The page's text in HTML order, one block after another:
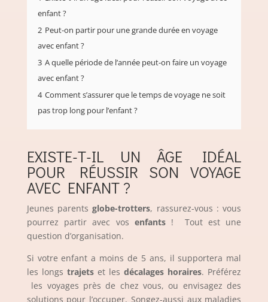
enfant ?
2 Peut-on partir pour une grande durée en voyage
avec enfant ?
3 A quelle période de l’année peut-on faire un voyage
avec enfant ?
4 Comment s’assurer que le temps de voyage ne soit
pas trop long pour l’enfant ?
EXISTE-T-IL UN ÂGE IDÉAL
POUR RÉUSSIR SON VOYAGE
AVEC ENFANT ?
Jeunes parentsglobe-trotters, rassurez-vous : vous
pourrez partir avec vos enfants! Tout est une
question d’organisation.
Si votre enfant a moins de 5 ans, il supportera mal
les longs trajetset lesdécalages horaires. Préférez
les voyages près de chez vous, ou envisagez des
solutions pour l’occuper. Songez-aussi aux maladies